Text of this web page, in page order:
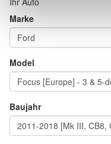
Marke
Model
Baujahr